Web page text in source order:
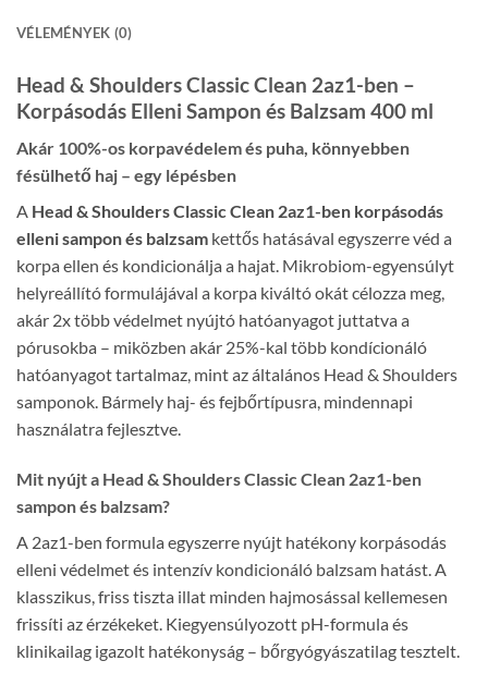
VÉLEMÉNYEK (0)
Head & Shoulders Classic Clean 2az1-ben –
Korpásodás Elleni Sampon és Balzsam 400 ml
Akár 100%-os korpavédelem és puha, könnyebben
fésülhető haj – egy lépésben
A Head & Shoulders Classic Clean 2az1-ben korpásodás
elleni sampon és balzsam kettős hatásával egyszerre véd a
korpa ellen és kondicionálja a hajat. Mikrobiom-egyensúlyt
helyreállító formulájával a korpa kiváltó okát célozza meg,
akár 2x több védelmet nyújtó hatóanyagot juttatva a
pórusokba – miközben akár 25%-kal több kondícionáló
hatóanyagot tartalmaz, mint az általános Head & Shoulders
samponok. Bármely haj- és fejbőrtípusra, mindennapi
használatra fejlesztve.
Mit nyújt a Head & Shoulders Classic Clean 2az1-ben
sampon és balzsam?
A 2az1-ben formula egyszerre nyújt hatékony korpásodás
elleni védelmet és intenzív kondicionáló balzsam hatást. A
klasszikus, friss tiszta illat minden hajmosással kellemesen
frissíti az érzékeket. Kiegyensúlyozott pH-formula és
klinikailag igazolt hatékonyság – bőrgyógyászatilag tesztelt.